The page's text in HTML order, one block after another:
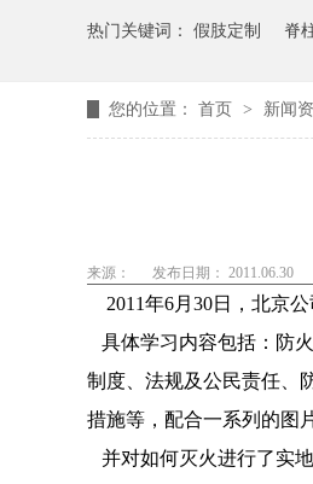
热门关键词： 假肢定制 脊
您的位置： 首页 > 新闻
来源： 发布日期： 2011.06.30
2011年6月30日，北京公
具体学习内容包括：防
制度、法规及公民责任、
措施等，配合一系列的图
并对如何灭火进行了实